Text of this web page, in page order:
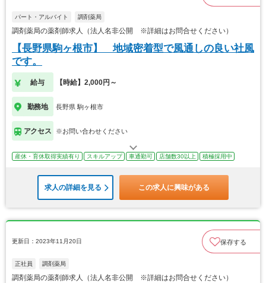
パート・アルバイト 調剤薬局
調剤薬局の薬剤師求人（法人名非公開 ※詳細はお問合せください）
【長野県駒ヶ根市】 地域密着型で風通しの良い社風
です。
給与 【時給】2,000円～
勤務地 長野県 駒ヶ根市
アクセス ※お問い合わせください
産休・育休取得実績有り スキルアップ 車通勤可 店舗数30以上 積極採用中
求人の詳細を見る この求人に興味がある
更新日：2023年11月20日 保存する
正社員 調剤薬局
調剤薬局の薬剤師求人（法人名非公開 ※詳細はお問合せください）